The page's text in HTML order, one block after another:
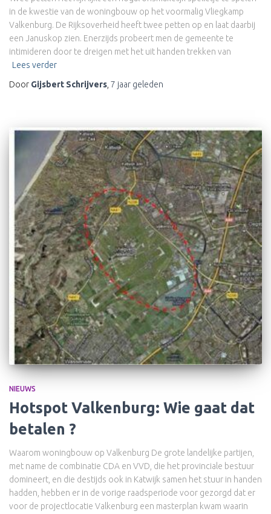
in de kwestie van de woningbouw op het voormalig Vliegkamp
Valkenburg. De Rijksoverheid heeft twee petten op en laat daarbij
een Januskop zien. Enerzijds probeert men de gemeente te
intimideren door te dreigen met het uit handen trekken van
Lees verder
Door Gijsbert Schrijvers 7 jaar geleden
NIEUWS
Hotspot Valkenburg: Wie gaat dat
betalen ?
Waarom woningbouw op Valkenburg De grote landelijke partijen,
met name de combinatie CDA en VVD, die het provinciale bestuur
domineert, en die destijds ook in Katwijk samen het stuur in handen
hadden, hebben er in de vorige raadsperiode voor gezorgd dat er
voor de projectlocatie Valkenburg een masterplan kwam waarin